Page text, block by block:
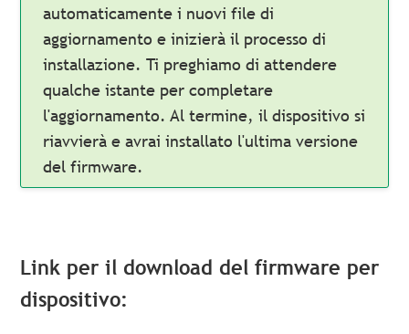
automaticamente i nuovi file di
aggiornamento e inizierà il processo di
installazione. Ti preghiamo di attendere
qualche istante per completare
l'aggiornamento. Al termine, il dispositivo si
riavvierà e avrai installato l'ultima versione
del firmware.
Link per il download del firmware per
dispositivo: